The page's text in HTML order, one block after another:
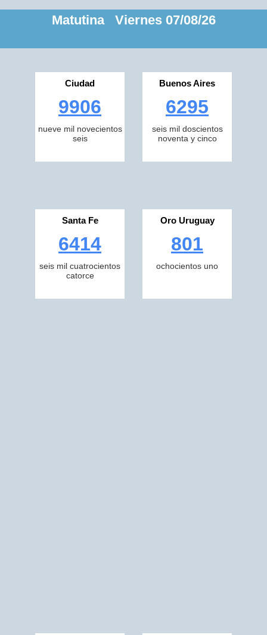
Matutina Viernes 07/08/26
Ciudad
9906
nueve mil novecientos
seis
Buenos Aires
6295
seis mil doscientos
noventa y cinco
Santa Fe
6414
seis mil cuatrocientos
catorce
Oro Uruguay
801
ochocientos uno